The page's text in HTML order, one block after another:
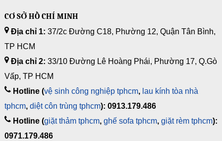
CƠ SỞ HỒ CHÍ MINH
Địa chỉ 1: 37/2c Đường C18, Phường 12, Quận Tân Bình,
TP HCM
Địa chỉ 2: 33/10 Đường Lê Hoàng Phái, Phường 17, Q.Gò
Vấp, TP HCM
Hotline (vệ sinh công nghiệp tphcm, lau kính tòa nhà
tphcm, diệt côn trùng tphcm): 0913.179.486
Hotline (giặt thảm tphcm, ghế sofa tphcm, giặt rèm tphcm):
0971.179.486